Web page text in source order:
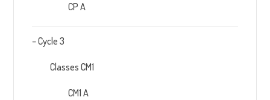
CP A
– Cycle 3
Classes CM1
CM1 A